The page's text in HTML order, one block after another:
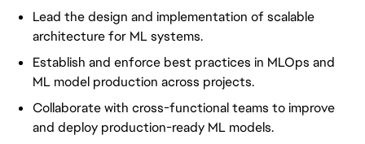
Lead the design and implementation of scalable
architecture for ML systems.
Establish and enforce best practices in MLOps and
ML model production across projects.
Collaborate with cross-functional teams to improve
and deploy production-ready ML models.